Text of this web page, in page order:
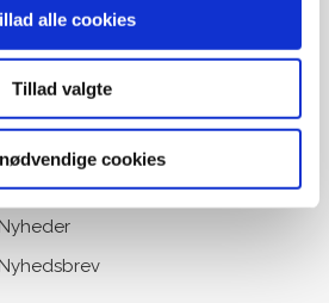
alle cookies
Tillad valgte
cookies
Materialer
Nyheder
Nyhedsbrev